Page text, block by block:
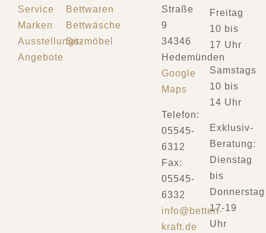
Service
Marken
Ausstellungs-
Angebote
Bettwaren
Bettwäsche
Sitzmöbel
Straße
9
34346
Hedemünden
Google
Maps
Telefon:
05545-
6312
Fax:
05545-
6332
info@betten-
kraft.de
Freitag
10 bis
17 Uhr
Samstags
10 bis
14 Uhr
Exklusiv-
Beratung:
Dienstag
bis
Donnerstag
17-19
Uhr